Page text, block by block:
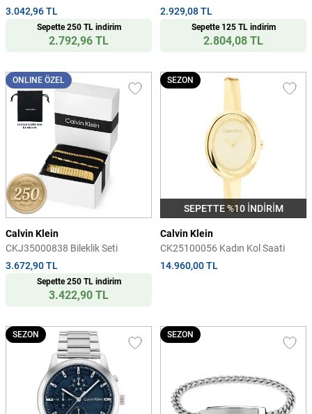
3.042,96 TL
Sepette 250 TL indirim
2.792,96 TL
2.929,08 TL
Sepette 125 TL indirim
2.804,08 TL
ONLINE ÖZEL
Calvin Klein
CKJ35000838 Bileklik Seti
3.672,90 TL
Sepette 250 TL indirim
3.422,90 TL
SEPETTE %10 İNDİRİM
SEZON
Calvin Klein
CK25100056 Kadın Kol Saati
14.960,00 TL
SEZON SEZON